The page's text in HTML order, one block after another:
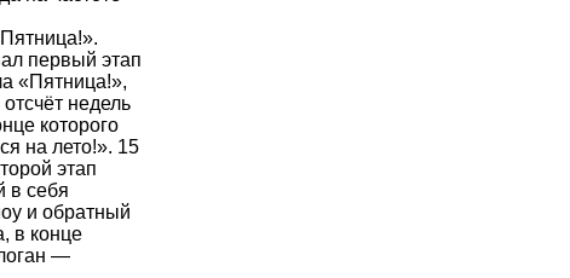
первый этап
«Пятница!»,
недель
которого
на лето!». 15
этап
в себя
и обратный
в конце
—